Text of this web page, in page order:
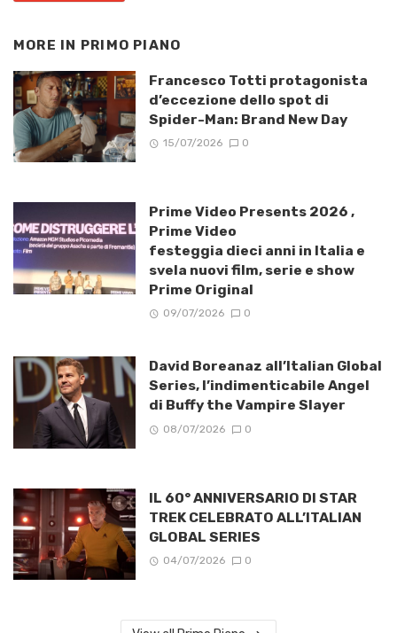
MORE IN PRIMO PIANO
Francesco Totti protagonista
d’eccezione dello spot di
Spider-Man: Brand New Day
15/07/2026 0
Prime Video Presents 2026 ,
Prime Video
festeggia dieci anni in Italia e
svela nuovi film, serie e show
Prime Original
09/07/2026 0
David Boreanaz all’Italian Global
Series, l’indimenticabile Angel
di Buffy the Vampire Slayer
08/07/2026 0
IL 60° ANNIVERSARIO DI STAR
TREK CELEBRATO ALL’ITALIAN
GLOBAL SERIES
04/07/2026 0